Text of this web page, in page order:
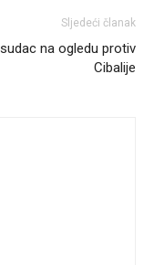
Sljedeći članak
na ogledu protiv
Cibalije